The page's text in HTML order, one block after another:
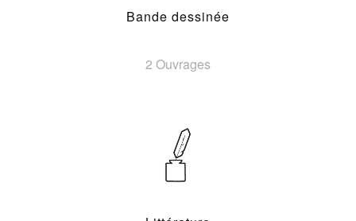
Bande dessinée
2 Ouvrages